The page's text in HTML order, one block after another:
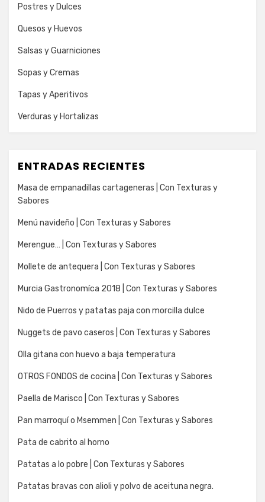
Postres y Dulces
Quesos y Huevos
Salsas y Guarniciones
Sopas y Cremas
Tapas y Aperitivos
Verduras y Hortalizas
ENTRADAS RECIENTES
Masa de empanadillas cartageneras | Con Texturas y
Sabores
Menú navideño | Con Texturas y Sabores
Merengue… | Con Texturas y Sabores
Mollete de antequera | Con Texturas y Sabores
Murcia Gastronomíca 2018 | Con Texturas y Sabores
Nido de Puerros y patatas paja con morcilla dulce
Nuggets de pavo caseros | Con Texturas y Sabores
Olla gitana con huevo a baja temperatura
OTROS FONDOS de cocina | Con Texturas y Sabores
Paella de Marisco | Con Texturas y Sabores
Pan marroquí o Msemmen | Con Texturas y Sabores
Pata de cabrito al horno
Patatas a lo pobre | Con Texturas y Sabores
Patatas bravas con alioli y polvo de aceituna negra.